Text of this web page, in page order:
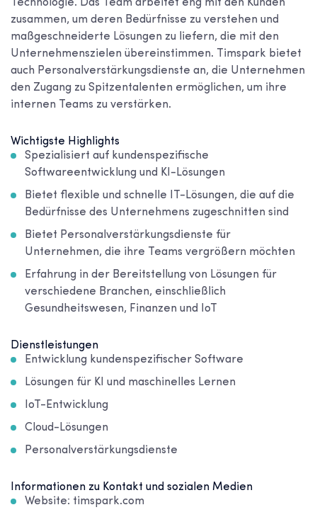
Technologie. Das Team arbeitet eng mit den Kunden
zusammen, um deren Bedürfnisse zu verstehen und
maßgeschneiderte Lösungen zu liefern, die mit den
Unternehmenszielen übereinstimmen. Timspark bietet
auch Personalverstärkungsdienste an, die Unternehmen
den Zugang zu Spitzentalenten ermöglichen, um ihre
internen Teams zu verstärken.
Wichtigste Highlights
Spezialisiert auf kundenspezifische
Softwareentwicklung und KI-Lösungen
Bietet flexible und schnelle IT-Lösungen, die auf die
Bedürfnisse des Unternehmens zugeschnitten sind
Bietet Personalverstärkungsdienste für
Unternehmen, die ihre Teams vergrößern möchten
Erfahrung in der Bereitstellung von Lösungen für
verschiedene Branchen, einschließlich
Gesundheitswesen, Finanzen und IoT
Dienstleistungen
Entwicklung kundenspezifischer Software
Lösungen für KI und maschinelles Lernen
IoT-Entwicklung
Cloud-Lösungen
Personalverstärkungsdienste
Informationen zu Kontakt und sozialen Medien
Website: timspark.com